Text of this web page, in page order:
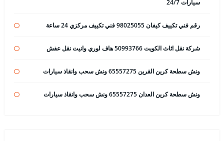
سيارات 24/7
رقم فني تكييف كيفان 98025055 فني تكييف مركزي 24 ساعة
شركة نقل اثاث الكويت 50993766 هاف لوري وانيت نقل عفش
ونش سطحة كرين القرين 65557275 ونش سحب وانقاذ سيارات
ونش سطحة كرين العدان 65557275 ونش سحب وانقاذ سيارات